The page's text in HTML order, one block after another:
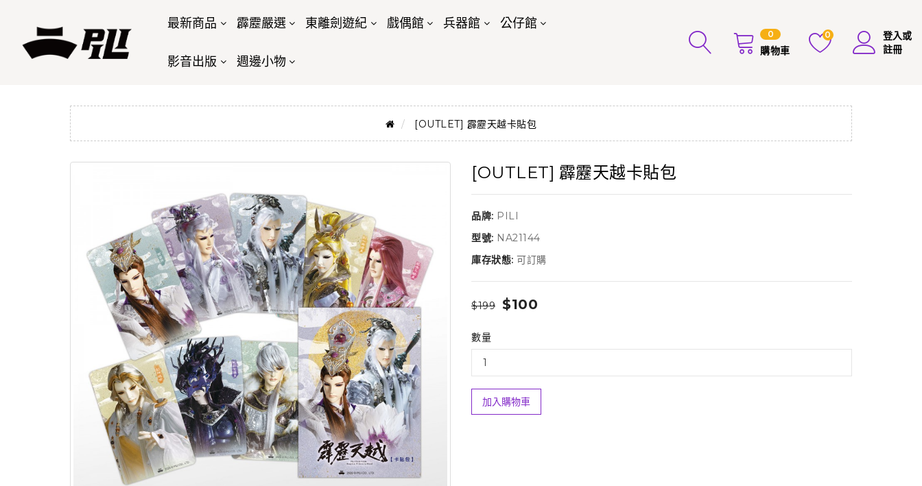
最新商品 霹靂嚴選 東離劍遊紀 戲偶館 兵器館 公仔館
影音出版 週邊小物
0
購物車
0
登入或
註冊
[OUTLET] 霹靂天越卡貼包
[OUTLET] 霹靂天越卡貼包
品牌: PILI
型號: NA21144
庫存狀態: 可訂購
$199 $100
數量
加入購物車